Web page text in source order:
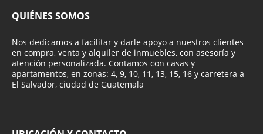
QUIÉNES SOMOS
Nos dedicamos a facilitar y darle apoyo a nuestros clientes
en compra, venta y alquiler de inmuebles, con asesoría y
atención personalizada. Contamos con casas y
apartamentos, en zonas: 4, 9, 10, 11, 13, 15, 16 y carretera a
El Salvador, ciudad de Guatemala